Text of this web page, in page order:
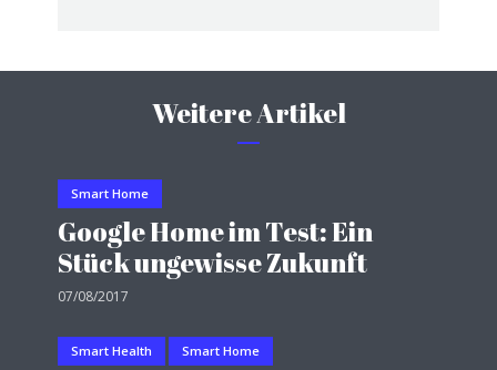
Weitere Artikel
Smart Home
Google Home im Test: Ein
Stück ungewisse Zukunft
07/08/2017
Smart Health Smart Home